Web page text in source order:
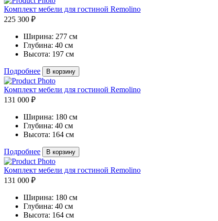
Комплект мебели для гостиной Remolino
225 300 ₽
Ширина: 277 см
Глубина: 40 см
Высота: 197 см
Подробнее В корзину
Комплект мебели для гостиной Remolino
131 000 ₽
Ширина: 180 см
Глубина: 40 см
Высота: 164 см
Подробнее В корзину
Комплект мебели для гостиной Remolino
131 000 ₽
Ширина: 180 см
Глубина: 40 см
Высота: 164 см